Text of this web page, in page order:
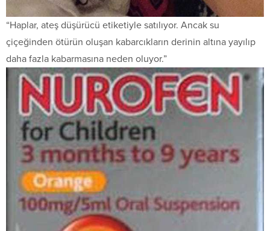
“Haplar, ateş düşürücü etiketiyle satılıyor. Ancak su
çiçeğinden ötürün oluşan kabarcıkların derinin altına yayılıp
daha fazla kabarmasına neden oluyor.”